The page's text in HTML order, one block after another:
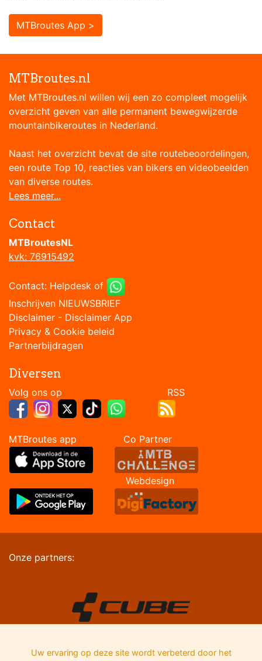
MTBroutes App >
MTBroutes.nl
Met MTBroutes.nl willen wij een zo compleet mogelijk
overzicht geven van alle permanent bewegwijzerde
mountainbikeroutes in Nederland.
Naast het overzicht bevat de site routebeoordelingen,
een route Top 10, reacties van bikers en videobeelden
van diverse routes.
Lees meer...
Contact
MTBroutesNL
kvk: 76915492
Contact: Helpdesk of
Inschrijven NIEUWSBRIEF
Disclaimer - Disclaimer App
Privacy & Cookie beleid
Partnerbijdragen
Diversen
Volg ons op RSS
MTBroutes app Co Partner
Webdesign
Onze partners:
Uw ervaring op deze site wordt verbeterd door het